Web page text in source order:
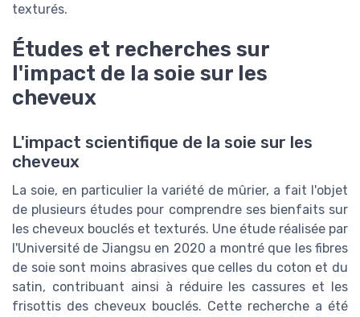
texturés.
Études et recherches sur
l'impact de la soie sur les
cheveux
L'impact scientifique de la soie sur les
cheveux
La soie, en particulier la variété de mûrier, a fait l'objet
de plusieurs études pour comprendre ses bienfaits sur
les cheveux bouclés et texturés. Une étude réalisée par
l'Université de Jiangsu en 2020 a montré que les fibres
de soie sont moins abrasives que celles du coton et du
satin, contribuant ainsi à réduire les cassures et les
frisottis des cheveux bouclés. Cette recherche a été